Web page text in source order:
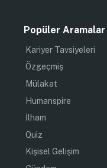
Popüler Aramalar
Kariyer Tavsiyeleri
Özgeçmiş
Mülakat
Humanspire
İlham
Quiz
Kişisel Gelişim